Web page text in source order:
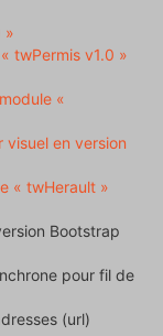
»
twPermis v1.0 »
«
visuel en version
« twHerault »
Bootstrap
pour fil de
(url)